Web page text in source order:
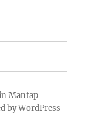
Mantap
by WordPress